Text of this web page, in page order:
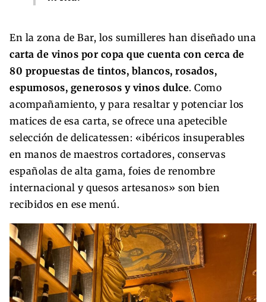
En la zona de Bar, los sumilleres han diseñado una
carta de vinos por copa que cuenta con cerca de
80 propuestas de tintos, blancos, rosados,
espumosos, generosos y vinos dulce. Como
acompañamiento, y para resaltar y potenciar los
matices de esa carta, se ofrece una apetecible
selección de delicatessen: «ibéricos insuperables
en manos de maestros cortadores, conservas
españolas de alta gama, foies de renombre
internacional y quesos artesanos» son bien
recibidos en ese menú.